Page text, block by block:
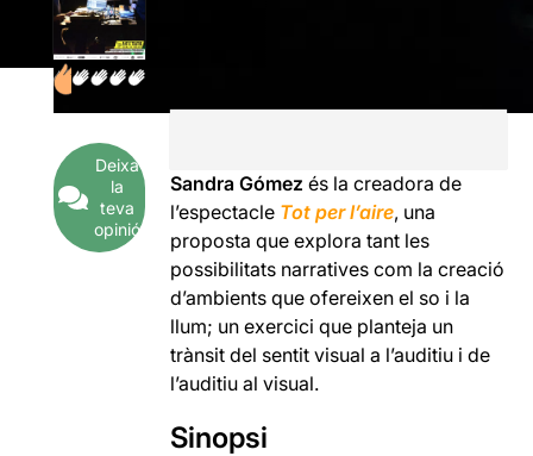
Deixa
la
teva
opinió
Sandra Gómez és la creadora de
l’espectacle Tot per l’aire, una
proposta que explora tant les
possibilitats narratives com la creació
d’ambients que ofereixen el so i la
llum; un exercici que planteja un
trànsit del sentit visual a l’auditiu i de
l’auditiu al visual.
Sinopsi